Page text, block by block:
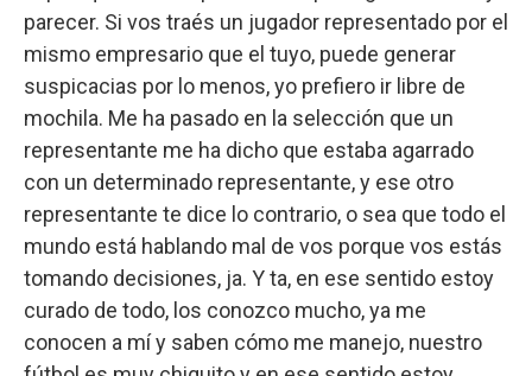
parecer. Si vos traés un jugador representado por el
mismo empresario que el tuyo, puede generar
suspicacias por lo menos, yo prefiero ir libre de
mochila. Me ha pasado en la selección que un
representante me ha dicho que estaba agarrado
con un determinado representante, y ese otro
representante te dice lo contrario, o sea que todo el
mundo está hablando mal de vos porque vos estás
tomando decisiones, ja. Y ta, en ese sentido estoy
curado de todo, los conozco mucho, ya me
conocen a mí y saben cómo me manejo, nuestro